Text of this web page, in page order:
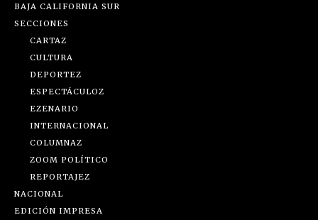
BAJA CALIFORNIA SUR
SECCIONES
CARTAZ
CULTURA
DEPORTEZ
ESPECTÁCULOZ
EZENARIO
INTERNACIONAL
COLUMNAZ
ZOOM POLÍTICO
REPORTAJEZ
NACIONAL
EDICIÓN IMPRESA